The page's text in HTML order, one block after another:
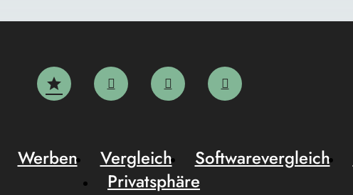
Werben Vergleich Softwarevergleich
Privatsphäre